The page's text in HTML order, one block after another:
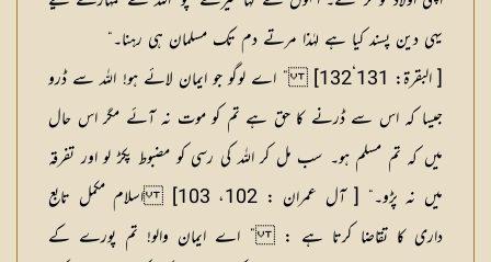
یہی دین پسند کیا ہے لہٰذا مرتے دم تک مسلمان ہی رہنا۔“
[ البقرۃ: 131‘132] ” اے لوگو جو ایمان لائے ہو! اللہ سے ڈرو
جیسا کہ اس سے ڈرنے کا حق ہے تم کو موت نہ آئے مگر اس حال
میں کہ تم مسلم ہو۔ سب مل کر اللہ کی رسی کو مضبوط پکڑ لو اور تفرقہ
میں نہ پڑو۔“ [ آل عمران : 102، 103] اسلام مکمل تابع
داری کا تقاضا کرتا ہے : ” اے ایمان والو! تم پورے کے